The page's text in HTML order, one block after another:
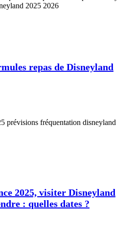
repas de Disneyland
2025, visiter Disneyland
: quelles dates ?